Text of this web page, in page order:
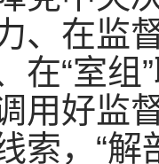
、在监
在“室
用好监
索，“解